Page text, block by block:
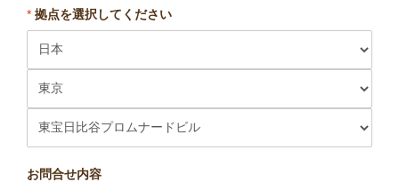
* 拠点を選択してください
お問合せ内容